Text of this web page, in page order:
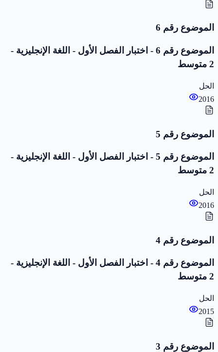
الموضوع رقم 6
الموضوع رقم 6 - اختبار الفصل الأول - اللغة الإنجليزية -
2 متوسط
الحل
2016
الموضوع رقم 5
الموضوع رقم 5 - اختبار الفصل الأول - اللغة الإنجليزية -
2 متوسط
الحل
2016
الموضوع رقم 4
الموضوع رقم 4 - اختبار الفصل الأول - اللغة الإنجليزية -
2 متوسط
الحل
2015
الموضوع رقم 3